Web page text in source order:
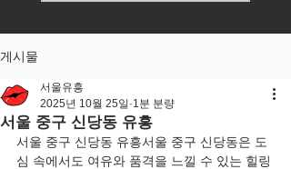
게시물
서울 중구 신당동 유흥
서울유흥
2025년 10월 25일 1분 분량
서울 중구 신당동 유흥서울 중구 신당동은 도
심 속에서도 여유와 품격을 느낄 수 있는 힐링